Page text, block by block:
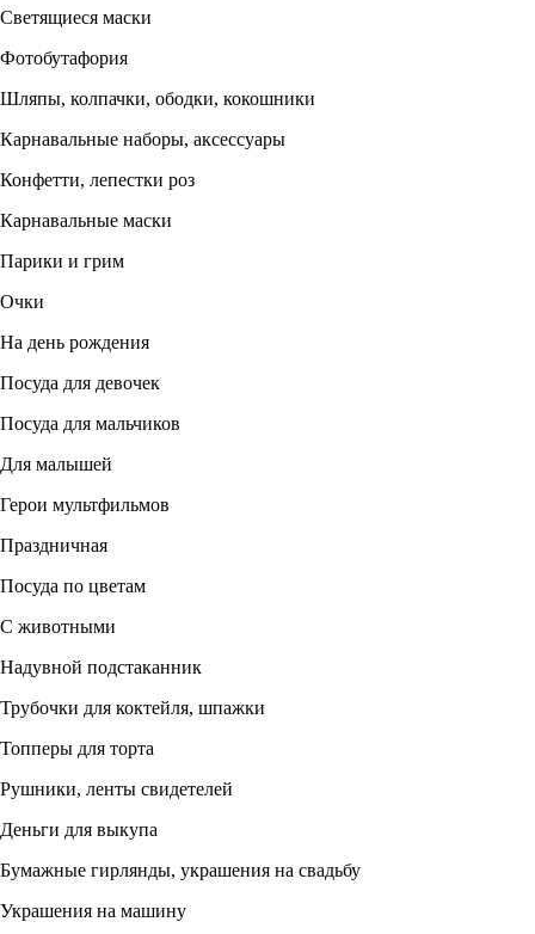
Светящиеся маски
Фотобутафория
Шляпы, колпачки, ободки, кокошники
Карнавальные наборы, аксессуары
Конфетти, лепестки роз
Карнавальные маски
Парики и грим
Очки
На день рождения
Посуда для девочек
Посуда для мальчиков
Для малышей
Герои мультфильмов
Праздничная
Посуда по цветам
С животными
Надувной подстаканник
Трубочки для коктейля, шпажки
Топперы для торта
Рушники, ленты свидетелей
Деньги для выкупа
Бумажные гирлянды, украшения на свадьбу
Украшения на машину